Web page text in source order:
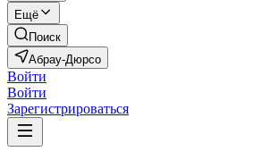
Ещё
Поиск
Абрау-Дюрсо
Войти
Войти
Зарегистрироваться